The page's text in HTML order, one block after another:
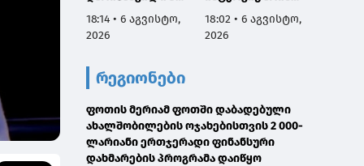
აგვისტოს
ნამდვილად
რამდენიმე კვირით
ადრე დაგეგმილ
გამოკვლევაზე
18:14 • 6 აგვისტო,
2026
სამარცხვინო
სადაც აფხაზებს
18:02 • 6 აგვისტო,
2026
რეგიონები
ფოთის მერიამ ფოთში დაბადებული
ახალშობილების ოჯახებისთვის 2 000-
ლარიანი ერთჯერადი ფინანსური
დახმარების პროგრამა დაიწყო